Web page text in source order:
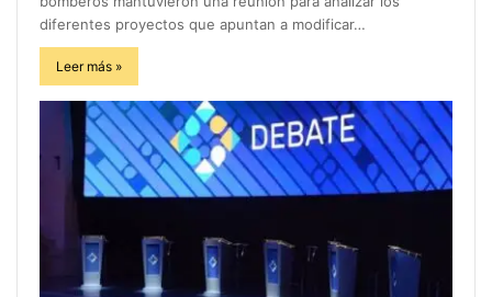
diferentes proyectos que apuntan a modificar…
Leer más »